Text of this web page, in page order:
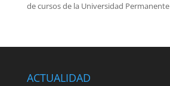
de cursos de la Universidad Permanente
ACTUALIDAD